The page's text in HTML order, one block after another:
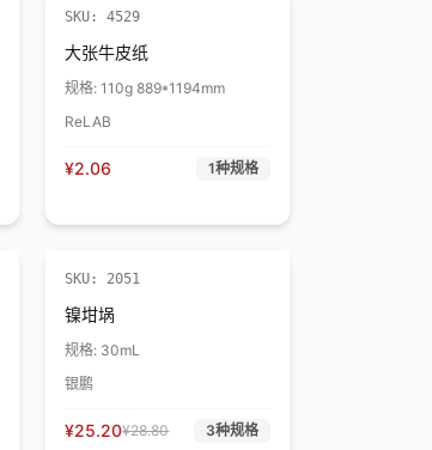
SKU:4529
大张牛皮纸
规格:
110g 889*1194mm
ReLAB
¥2.06 1种规格
SKU: 2051
镍坩埚
规格: 30mL
银鹏
¥25.20¥28.80 3种规格